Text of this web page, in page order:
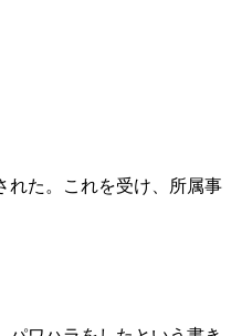
れた。これを受け、所属事